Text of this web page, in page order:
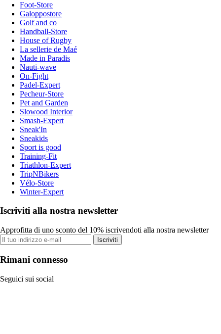
Foot-Store
Galoppostore
Golf and co
Handball-Store
House of Rugby
La sellerie de Maé
Made in Paradis
Nauti-wave
On-Fight
Padel-Expert
Pecheur-Store
Pet and Garden
Slowood Interior
Smash-Expert
Sneak'In
Sneakids
Sport is good
Training-Fit
Triathlon-Expert
TripNBikers
Vélo-Store
Winter-Expert
Iscriviti alla nostra newsletter
Approfitta di uno sconto del 10% iscrivendoti alla nostra newsletter
Iscriviti
Rimani connesso
Seguici sui social